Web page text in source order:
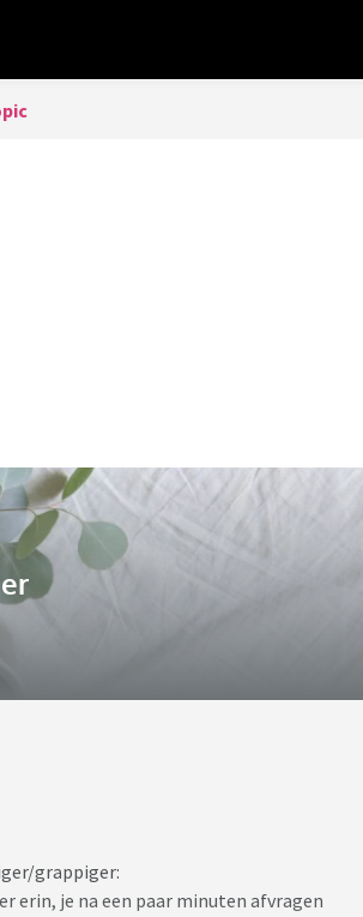
grappiger:
erin, je na een paar minuten afvragen